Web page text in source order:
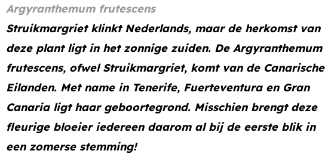
Argyranthemum frutescens
Struikmargriet klinkt Nederlands, maar de herkomst van
deze plant ligt in het zonnige zuiden. De Argyranthemum
frutescens, ofwel Struikmargriet, komt van de Canarische
Eilanden. Met name in Tenerife, Fuerteventura en Gran
Canaria ligt haar geboortegrond. Misschien brengt deze
fleurige bloeier iedereen daarom al bij de eerste blik in
een zomerse stemming!